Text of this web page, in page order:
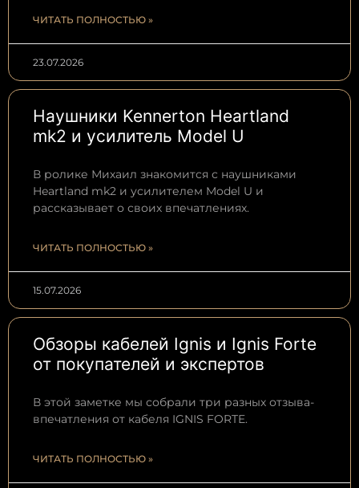
ЧИТАТЬ ПОЛНОСТЬЮ »
23.07.2026
Наушники Kennerton Heartland
mk2 и усилитель Model U
В ролике Михаил знакомится с наушниками
Heartland mk2 и усилителем Model U и
рассказывает о своих впечатлениях.
ЧИТАТЬ ПОЛНОСТЬЮ »
15.07.2026
Обзоры кабелей Ignis и Ignis Forte
от покупателей и экспертов
В этой заметке мы собрали три разных отзыва-
впечатления от кабеля IGNIS FORTE.
ЧИТАТЬ ПОЛНОСТЬЮ »